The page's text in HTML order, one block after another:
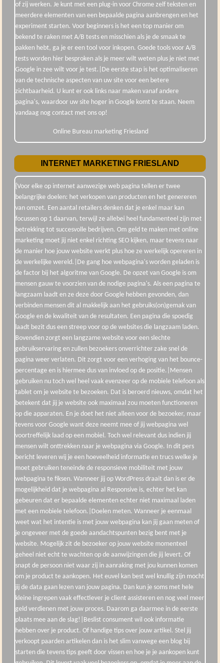
of zij werken. Je kunt met een plug-in voor Chrome zelf teksten en
meerdere elementen van een bepaalde pagina aanbrengen en het
experiment starten. Voor beginners is het een top manier om
bekend te raken met A/B tests en misschien als je de smaak te
pakken hebt, ga je er een tool voor inkopen. Goede tools voor A/B
tests worden hier besproken als je meer wilt weten plus je niet met
Google in zee wilt voor je test.|De eerste stap is het optimaliseren
van de technische aspecten van uw site voor een betere
zichtbaarheid. U kunt er ook links naar maken vanaf andere
pagina's, waardoor uw site hoger in Google komt te staan. Neem
vandaag nog contact met ons op!
Online Bureau marketing Friesland
INTERNET MARKETING FRIESLAND
{Voor elke op internet aanwezige web pagina tellen er twee
belangrijke doelen: het verkopen van producten en het genereren
van omzet. Een aantal retailers denken dat je enkel maar kan
focussen op 1 daarvan, terwijl ze allebei heel fundamenteel zijn met
betrekking tot succesvolle bedrijven. Om geld te maken met online
marketing moet jij niet enkel richting SEO kijken, maar tevens naar
de manier hoe jouw website werkt plus hoe ze werkelijk opereren in
de werkelijke wereld.|De gang hoe webpagina's worden geladen is
de factor bij het algoritme van Google. De opzet van Google is om
mensen gauw te voorzien van de nodige pagina's. Als een pagina te
langzaam laadt en ze deze door Google hebben gevonden, dan
verbinden mensen dit al makkelijk aan het gebruiks(on)gemak van
Google en de kwaliteit van de resultaten. Een pagina die spoedig
laadt bezit dus een streep voor op de websites die langzaam laden.
Bovendien zorgt een langzame website voor een slechte
gebruikservaring en zullen bezoekers onverrichter zake snel de
pagina weer verlaten. Dit zorgt voor een verhoging van het bounce-
percentage en is hiermee dus van invloed op de positie.|Mensen
gebruiken nu toch wel heel vaak evenzeer op de mobiele telefoon als
tablet om je website te bezoeken. Dat is beroerd nieuws, omdat het
betekent dat jij je website ook maximaal zou moeten functioneren
op die apparaten. En je doet het niet alleen voor de bezoeker, maar
tevens voor Google want deze neemt mee of jij webpagina wel
voortreffelijk laad op een mobiel. Toch wel relevant dus indien jij
mensen wilt onttrekken naar je webpagina via Google. In dit pers
bericht leveren wij je een hoeveelheid informatie en trucs welke je
moet gebruiken teneinde de responsieve mobiliteit met jouw
webpagina te fiksen. Wanneer jij op WordPress draait dan is er de
mogelijkheid dat je webpagina al Responsive is, echter het kan
gebeuren dat er bepaalde elementen echter niet maximaal laden
met een mobiele telefoon.|Doelen meten. Wanneer je eenmaal
weet wat het intentie is met jouw webpagina kan jij gaan meten of
je ongeveer met de goede aandachtspunten bezig bent met je
website. Mogelijk zit de bezoeker op jouw website momenteel
geheel niet echt te wachten op de aanwijzingen die jij levert. Of
snapt de persoon niet waar zij in aanraking met jou kunnen komen
om je product te aankopen. Het euvel kan best wel knullig zijn mocht
jij de data gaan lezen van jouw pagina. Dan kun je soms met hele
kleine ingrepen vaak effectiever je client assisteren en nog veel meer
geld verdienen met jouw proces. Daarom ga daarmee in de eerste
plaats mee aan de slag!|Beslist consument wil ook informatie
hebben over je product. Of handige tips over jouw artikel. Stel jij
verkoopt paarden artikelen dan is het slim vanwege een blog bij
starten die tevens tips geeft door vissen en hoe je je aankopen kunt